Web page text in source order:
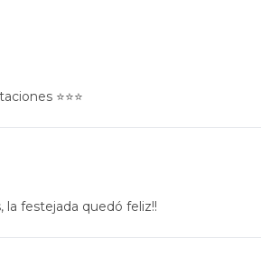
⭐️⭐️⭐️
la festejada quedó feliz!!